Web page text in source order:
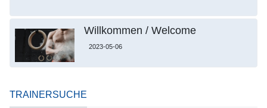
Willkommen / Welcome
2023-05-06
TRAINERSUCHE